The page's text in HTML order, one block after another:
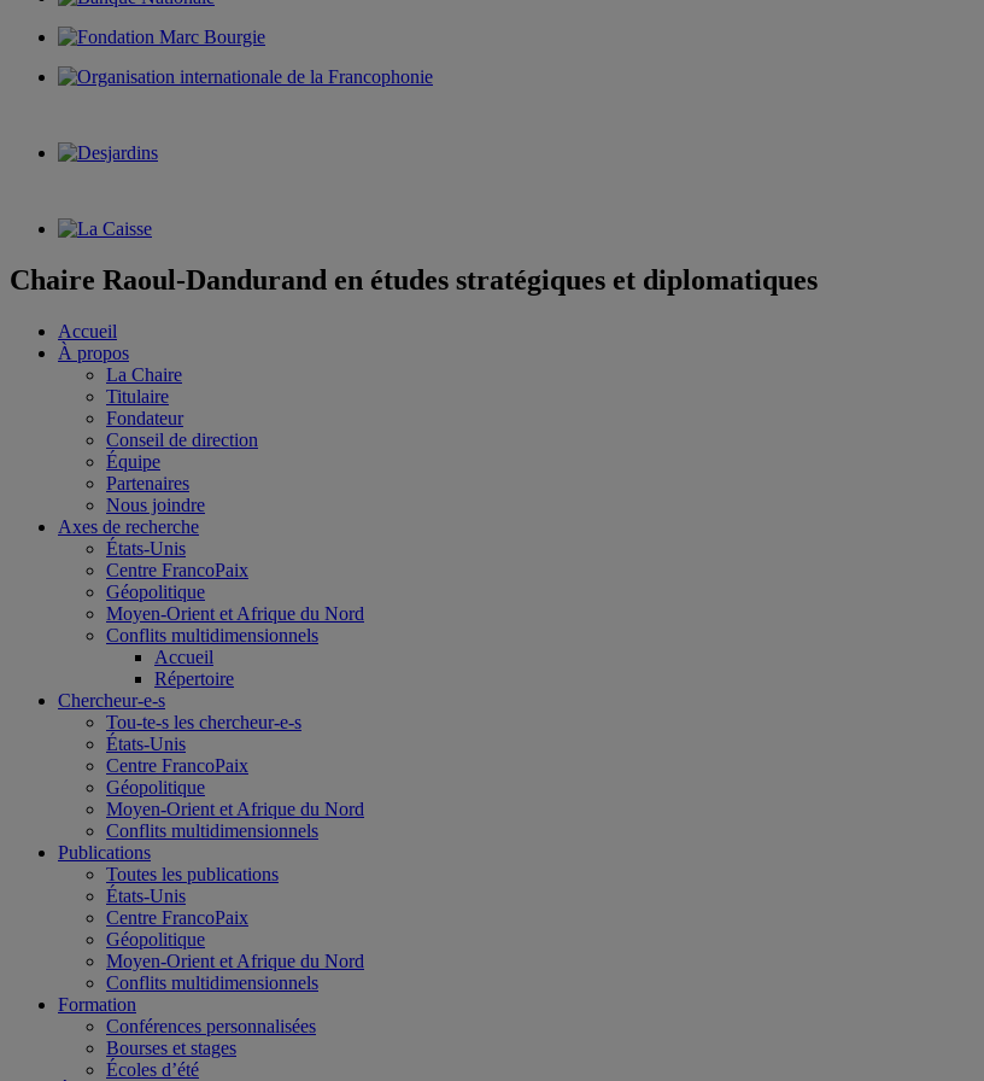
Chaire Raoul-Dandurand en études stratégiques et diplomatiques
Accueil
À propos
La Chaire
Titulaire
Fondateur
Conseil de direction
Équipe
Partenaires
Nous joindre
Axes de recherche
États-Unis
Centre FrancoPaix
Géopolitique
Moyen-Orient et Afrique du Nord
Conflits multidimensionnels
Accueil
Répertoire
Chercheur-e-s
Tou-te-s les chercheur-e-s
États-Unis
Centre FrancoPaix
Géopolitique
Moyen-Orient et Afrique du Nord
Conflits multidimensionnels
Publications
Toutes les publications
États-Unis
Centre FrancoPaix
Géopolitique
Moyen-Orient et Afrique du Nord
Conflits multidimensionnels
Formation
Conférences personnalisées
Bourses et stages
Écoles d’été